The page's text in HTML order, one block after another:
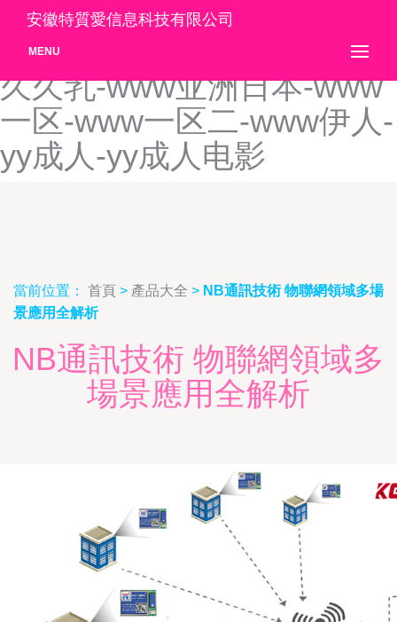
www香蕉-www亚洲国产-
www亚洲精-WWW亚洲精品
久久乳-www亚洲日本-www
一区-www一区二-www伊人-
yy成人-yy成人电影
安徽特質愛信息科技有限公司
MENU
當前位置： 首頁 > 產品大全 > NB通訊技術 物聯網領域多場
景應用全解析
NB通訊技術 物聯網領域多
場景應用全解析